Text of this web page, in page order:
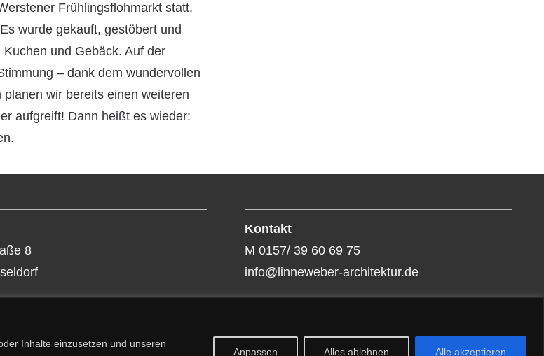
Inhalte einzusetzen und unseren
Anpassen Alles ablehnen Alle akzeptieren
Frühlingsflohmarkt statt.
wurde gekauft, gestöbert und
und Gebäck. Auf der
– dank dem wundervollen
wir bereits einen weiteren
aufgreift! Dann heißt es wieder:
8
Kontakt
M 0157/ 39 60 69 75
info@linneweber-architektur.de